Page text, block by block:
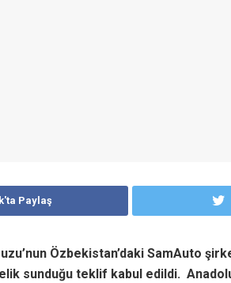
Paylaş
Özbekistan’daki SamAuto
sunduğu teklif kabul edildi.